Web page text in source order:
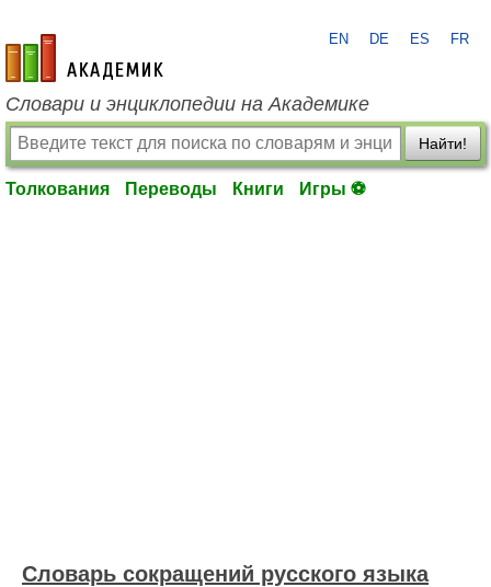
academic.ru
EN DE ES FR
Словари и энциклопедии на Академике
Найти!
Толкования Переводы Книги Игры ⚽
Словарь сокращений русского языка